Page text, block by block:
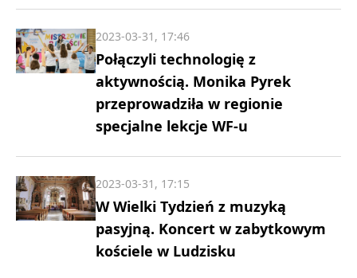
Połączyli technologię z
aktywnością. Monika Pyrek
przeprowadziła w regionie
specjalne lekcje WF-u
2023-03-31, 17:46
W Wielki Tydzień z muzyką
pasyjną. Koncert w zabytkowym
kościele w Ludzisku
2023-03-31, 17:15